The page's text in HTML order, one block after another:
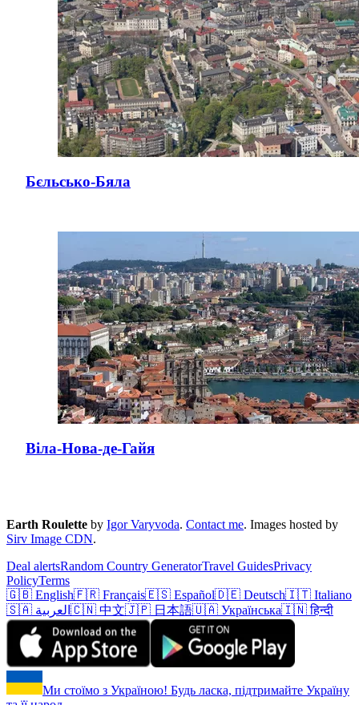
Бєльсько-Бяла
Віла-Нова-де-Гайя
Earth Roulette by Igor Varyvoda. Contact me. Images hosted by
Sirv Image CDN.
Deal alertsRandom Country GeneratorTravel GuidesPrivacy
PolicyTerms
🇬🇧 English🇫🇷 Français🇪🇸 Español🇩🇪 Deutsch🇮🇹 Italiano
🇸🇦 العربية 🇨🇳 中文🇯🇵 日本語🇺🇦 Українська🇮🇳 हिन्दी
Ми стоїмо з Україною! Будь ласка, підтримайте Україну